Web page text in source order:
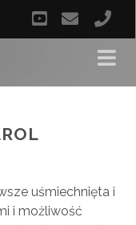
uśmiechnięta i
i możliwość